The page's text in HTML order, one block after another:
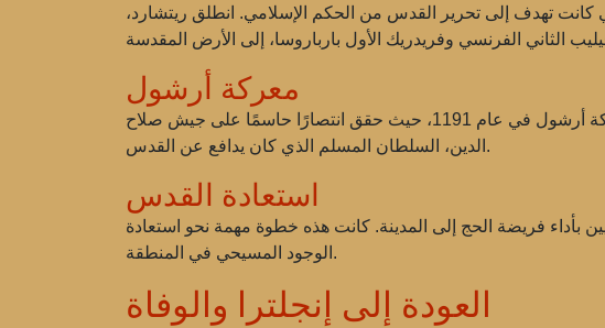
أبرز الأحداث في حياة ريتشارد الأول هي الحملة الصليبية الثالثة (1189-1192)، التي كانت تهدف إلى تحرير القدس من الحكم الإسلامي. انطلق ريتشارد،
معركة أرشول
خلال الحملة الصليبية، أظهر ريتشارد شجاعة استثنائية ومهارات استراتيجية. كانت أكبر انتصاراته هي معركة أرشول في عام 1191، حيث حقق انتصارًا حاسمًا على جيش صلاح
الدين، السلطان المسلم الذي كان يدافع عن القدس.
استعادة القدس
بأداء فريضة الحج إلى المدينة. كانت هذه خطوة مهمة نحو استعادة
الوجود المسيحي في المنطقة.
العودة إلى إنجلترا والوفاة